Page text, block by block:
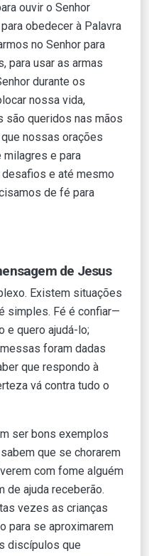
ouvir o Senhor
obedecer à Palavra
no Senhor para
para usar as armas
durante os
nossa vida,
são queridos nas mãos
nossas orações
milagres e para
e até mesmo
de fé para
de Jesus
Existem situações
simples. Fé é confiar—
e quero ajudá-lo;
foram dadas
que respondo à
vá contra tudo o
ser bons exemplos
que se chorarem
com fome alguém
de ajuda receberão.
vezes as crianças
para se aproximarem
discípulos que